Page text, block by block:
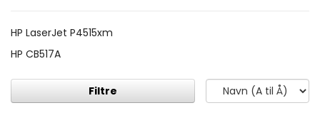
HP LaserJet P4515xm
HP CB517A
Filtre